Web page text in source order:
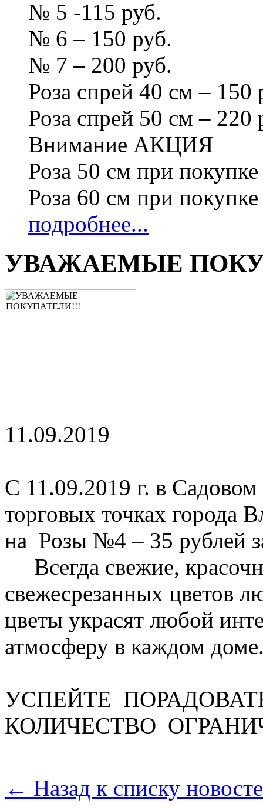
№ 5 -115 руб.
№ 6 – 150 руб.
№ 7 – 200 руб.
Роза спрей 40 см – 150
Роза спрей 50 см – 220
Внимание АКЦИЯ
Роза 50 см при
Роза 60 см при
подробнее...
УВАЖАЕМЫЕ
11.09.2019
С 11.09.2019 г. в
торговых точках
на Розы №4 – 35 рублей
Всегда свежие,
свежесрезанных цветов
цветы украсят любой
атмосферу в каждом
УСПЕЙТЕ
КОЛИЧЕСТВО
← Назад к списку